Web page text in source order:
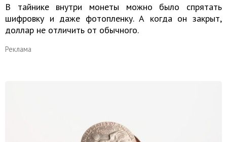
В тайнике внутри монеты можно было спрятать
шифровку и даже фотопленку. А когда он закрыт,
доллар не отличить от обычного.
Реклама